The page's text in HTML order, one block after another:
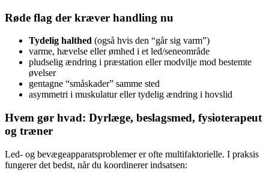
Røde flag der kræver handling nu
Tydelig halthed (også hvis den “går sig varm”)
varme, hævelse eller ømhed i et led/seneområde
pludselig ændring i præstation eller modvilje mod bestemte
øvelser
gentagne “småskader” samme sted
asymmetri i muskulatur eller tydelig ændring i hovslid
Hvem gør hvad: Dyrlæge, beslagsmed, fysioterapeut
og træner
Led- og bevægeapparatsproblemer er ofte multifaktorielle. I praksis
fungerer det bedst, når du koordinerer indsatsen: